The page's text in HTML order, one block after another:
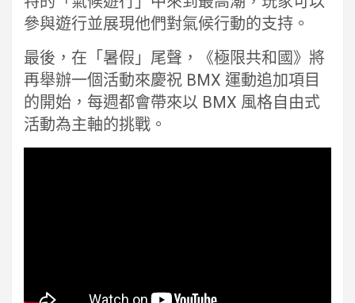
參與遊行並展現他們對氣候行動的支持。
最後，在「暑假」尾聲，《極限共和國》將
再舉辦一個活動來慶祝 BMX 運動追加項目
的開始，每週都會帶來以 BMX 風格自由式
活動為主軸的挑戰。